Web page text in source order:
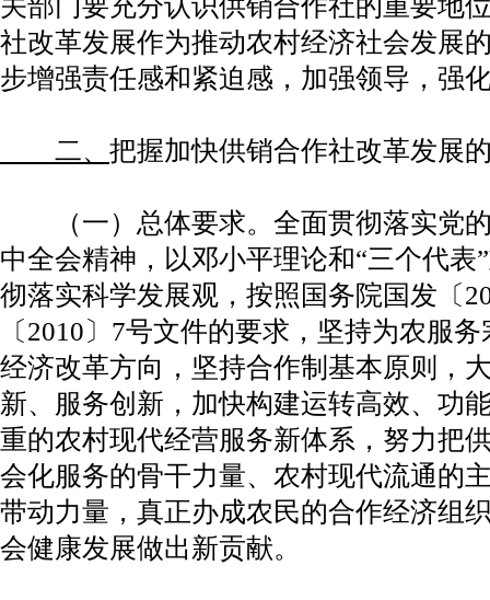
社改革发展作为推动农村经济社会发展
步增强责任感和紧迫感，加强领导，强
二、 把握加快供销合作社改革发展
（一）总体要求。全面贯彻落实党的
中全会精神，以邓小平理论和“三个代表
彻落实科学发展观，按照国务院国发〔
〔2010〕7号文件的要求，坚持为农服
经济改革方向，坚持合作制基本原则，
新、服务创新，加快构建运转高效、功
重的农村现代经营服务新体系，努力把
会化服务的骨干力量、农村现代流通的
带动力量，真正办成农民的合作经济组
会健康发展做出新贡献。